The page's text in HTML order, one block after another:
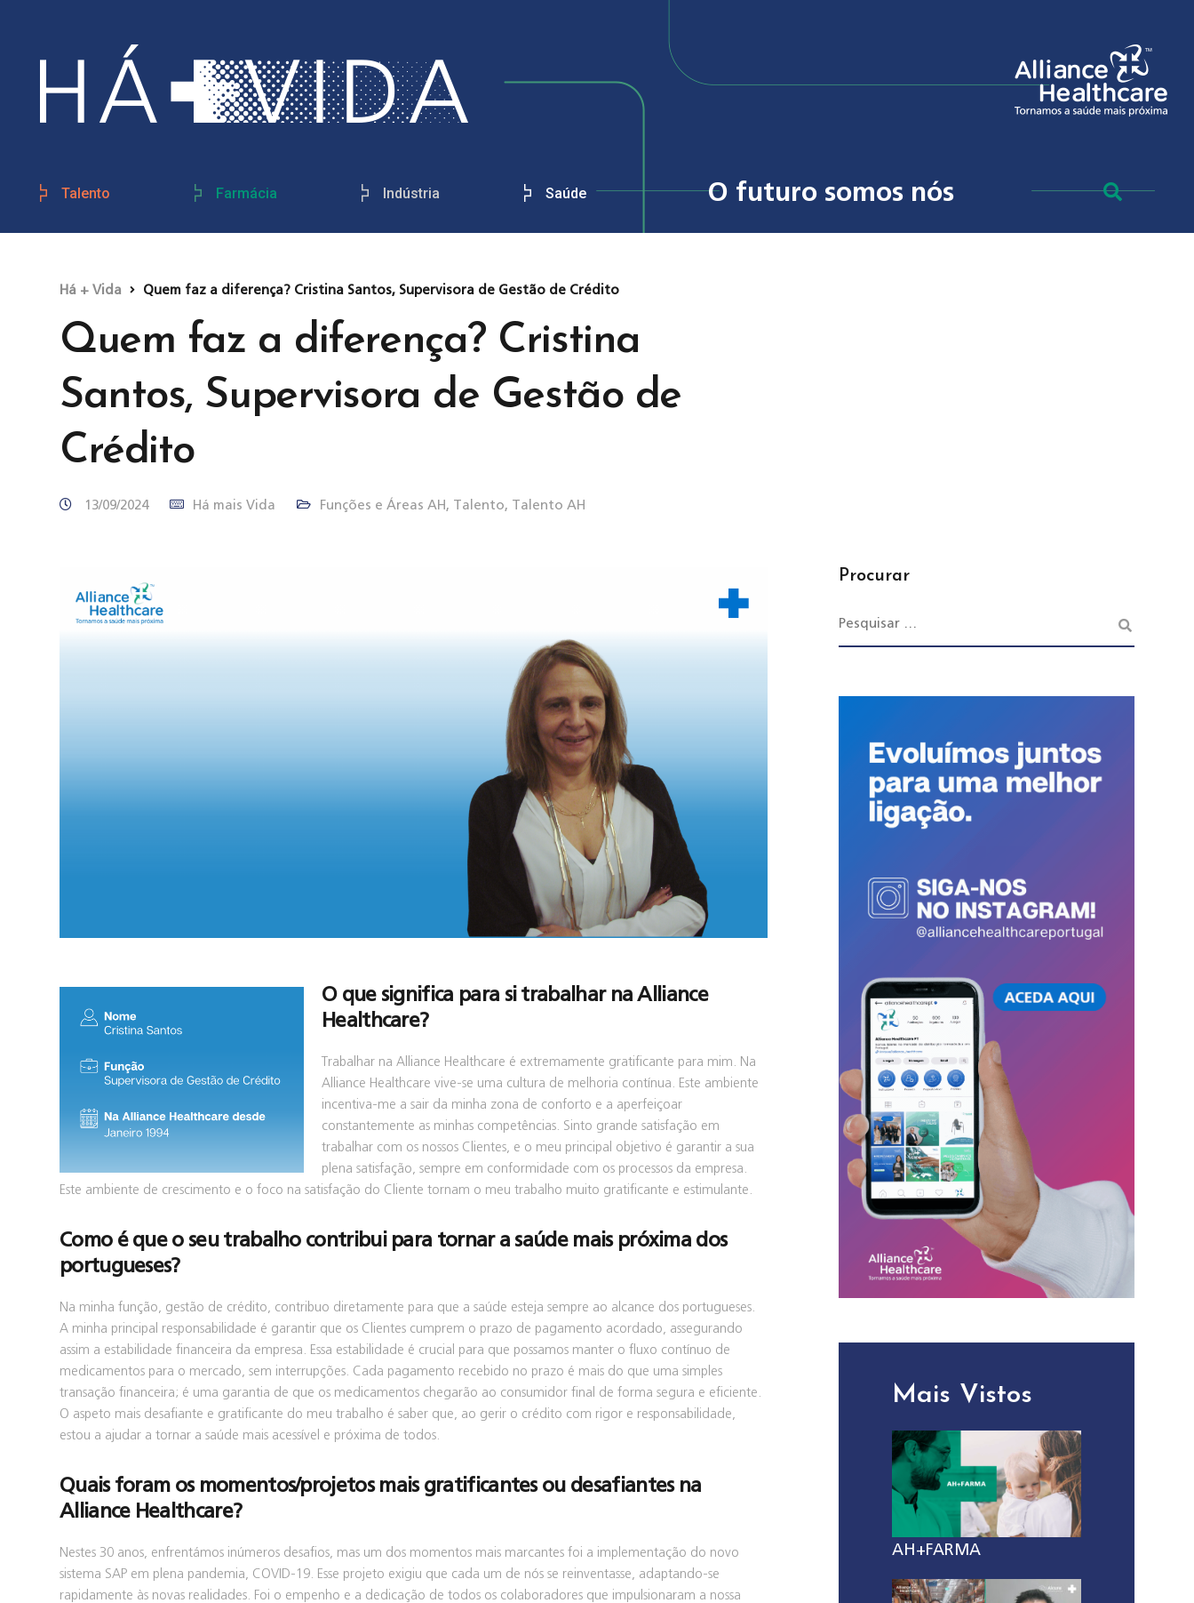
Talento Farmácia Indústria Saúde O futuro somos nós
Há + Vida Quem faz a diferença? Cristina Santos, Supervisora de Gestão de Crédito
Quem faz a diferença? Cristina
Santos, Supervisora de Gestão de
Crédito
13/09/2024 Há mais Vida Funções e Áreas AH , Talento, Talento AH
O que significa para si trabalhar na Alliance
Healthcare?
Trabalhar na Alliance Healthcare é extremamente gratificante para mim. Na
Alliance Healthcare vive-se uma cultura de melhoria contínua. Este ambiente
incentiva-me a sair da minha zona de conforto e a aperfeiçoar
constantemente as minhas competências. Sinto grande satisfação em
trabalhar com os nossos Clientes, e o meu principal objetivo é garantir a sua
plena satisfação, sempre em conformidade com os processos da empresa.
Este ambiente de crescimento e o foco na satisfação do Cliente tornam o meu trabalho muito gratificante e estimulante.
Como é que o seu trabalho contribui para tornar a saúde mais próxima dos
portugueses?
Na minha função, gestão de crédito, contribuo diretamente para que a saúde esteja sempre ao alcance dos portugueses.
A minha principal responsabilidade é garantir que os Clientes cumprem o prazo de pagamento acordado, assegurando
assim a estabilidade financeira da empresa. Essa estabilidade é crucial para que possamos manter o fluxo contínuo de
medicamentos para o mercado, sem interrupções. Cada pagamento recebido no prazo é mais do que uma simples
transação financeira; é uma garantia de que os medicamentos chegarão ao consumidor final de forma segura e eficiente.
O aspeto mais desafiante e gratificante do meu trabalho é saber que, ao gerir o crédito com rigor e responsabilidade,
estou a ajudar a tornar a saúde mais acessível e próxima de todos.
Quais foram os momentos/projetos mais gratificantes ou desafiantes na
Alliance Healthcare?
Nestes 30 anos, enfrentámos inúmeros desafios, mas um dos momentos mais marcantes foi a implementação do novo
sistema SAP em plena pandemia, COVID-19. Esse projeto exigiu que cada um de nós se reinventasse, adaptando-se
rapidamente às novas realidades. Foi o empenho e a dedicação de todos os colaboradores que impulsionaram a nossa
Procurar
Mais Vistos
AH+FARMA